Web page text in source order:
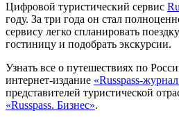
Цифровой туристический сервис
году. За три года он стал
сервису легко спланировать
гостиницу и подобрать экскурсии.
Узнать все о путешествиях по
интернет-издание «Russpass-
представителей туристической
«Russpass. Бизнес».